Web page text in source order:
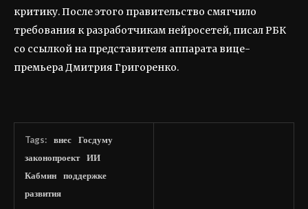
критику. После этого правительство смягчило
требования к разработчикам нейросетей, писал РБК
со ссылкой на представителя аппарата вице-
премьера Дмитрия Григоренко.
Tags: внес
Госдуму
законопроект
ИИ
Кабмин
поддержке
развития